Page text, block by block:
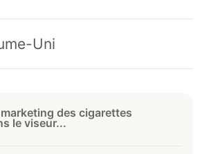
Uni
des cigarettes
le viseur...